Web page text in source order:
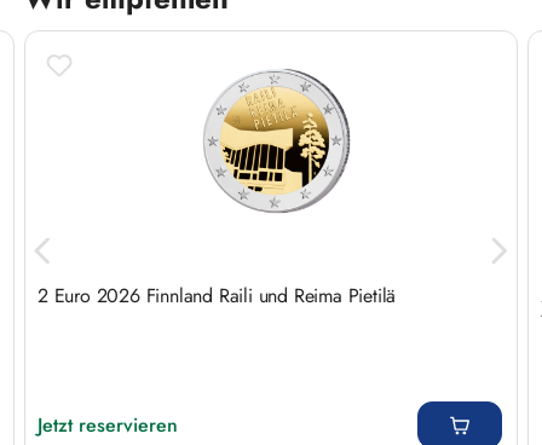
Produktgalerie überspringen
2 Euro 2026 Finnland Raili und Reima Pietilä
Jetzt reservieren